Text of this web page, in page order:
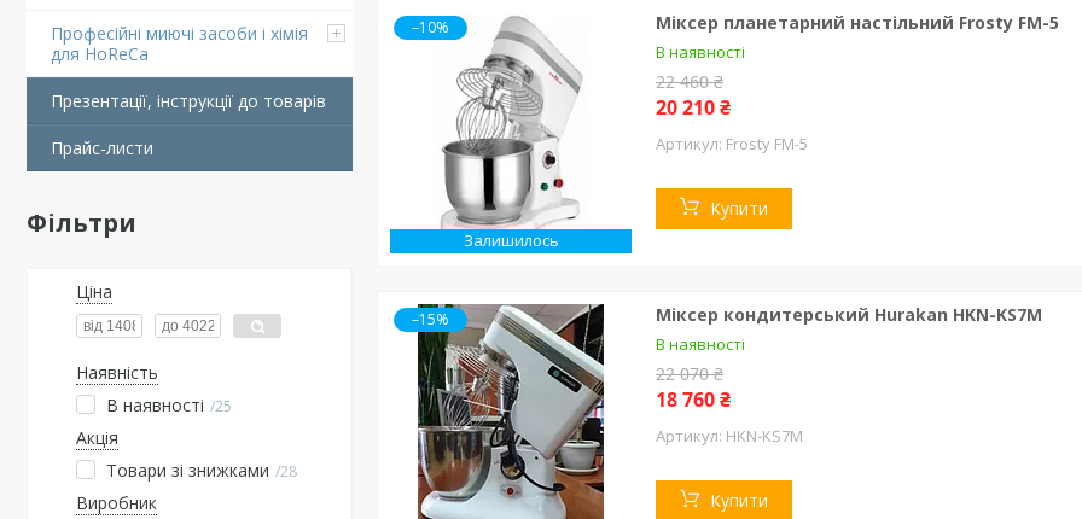
Професійні миючі засоби і хімія
для HoReCa
Презентації, інструкції до товарів
Прайс-листи
Фільтри
Ціна
Наявність
В наявності 25
Акція
Товари зі знижками 28
Виробник
–10%
Залишилось
Міксер планетарний настільний Frosty FM-5
В наявності
22 460 ₴
20 210 ₴
Frosty FM-5
Купити
–15% Міксер кондитерський Hurakan HKN-KS7M
В наявності
22 070 ₴
18 760 ₴
HKN-KS7M
Купити